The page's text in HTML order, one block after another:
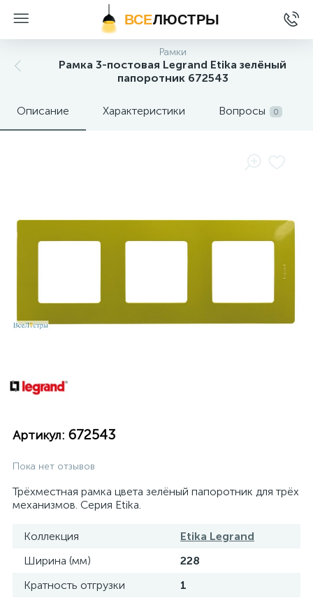
ВСЕЛЮСТРЫ
Рамки
Рамка 3-постовая Legrand Etika зелёный
папоротник 672543
Описание Характеристики Вопросы 0
Артикул: 672543
Пока нет отзывов
Трёхместная рамка цвета зелёный папоротник для трёх
механизмов. Серия Etika.
Коллекция
Etika Legrand
Ширина (мм)
228
Кратность отгрузки
1